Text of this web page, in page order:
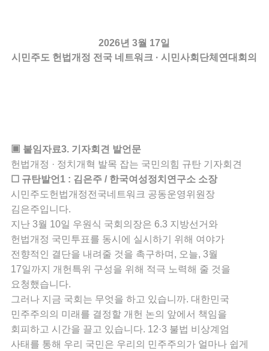
2026년 3월 17일
시민주도 헌법개정 전국 네트워크 · 시민사회단체연대회의
▣ 붙임자료3. 기자회견 발언문
헌법개정 · 정치개혁 발목 잡는 국민의힘 규탄 기자회견
☐ 규탄발언1 : 김은주 / 한국여성정치연구소 소장
시민주도헌법개정전국네트워크 공동운영위원장
김은주입니다.
지난 3월 10일 우원식 국회의장은 6.3 지방선거와
헌법개정 국민투표를 동시에 실시하기 위해 여야가
전향적인 결단을 내려줄 것을 촉구하며, 오늘, 3월
17일까지 개헌특위 구성을 위해 적극 노력해 줄 것을
요청했습니다.
그러나 지금 국회는 무엇을 하고 있습니까. 대한민국
민주주의의 미래를 결정할 개헌 논의 앞에서 책임을
회피하고 시간을 끌고 있습니다. 12·3 불법 비상계엄
사태를 통해 우리 국민은 우리의 민주주의가 얼마나 쉽게